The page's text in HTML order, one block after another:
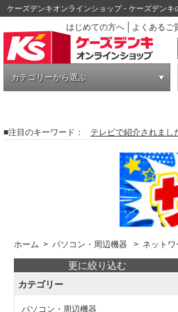
ケーズデンキオンラインショップ - ケーズデンキ
はじめての方へ
よくあるご
カテゴリーから選ぶ
■注目のキーワード： テレビで紹介されまし
ホーム > パソコン・周辺機器 > ネット
更に絞り込む
カテゴリー
パソコン・周辺機器